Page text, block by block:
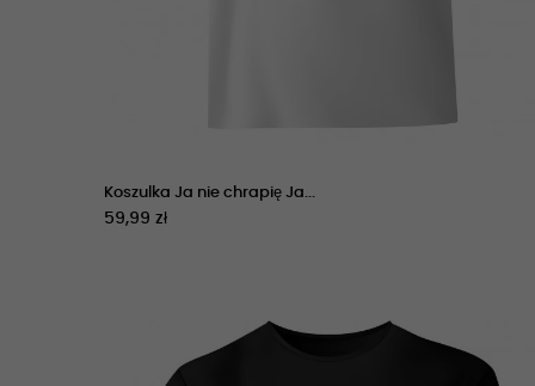
Koszulka Ja nie chrapię Ja...
59,99 zł